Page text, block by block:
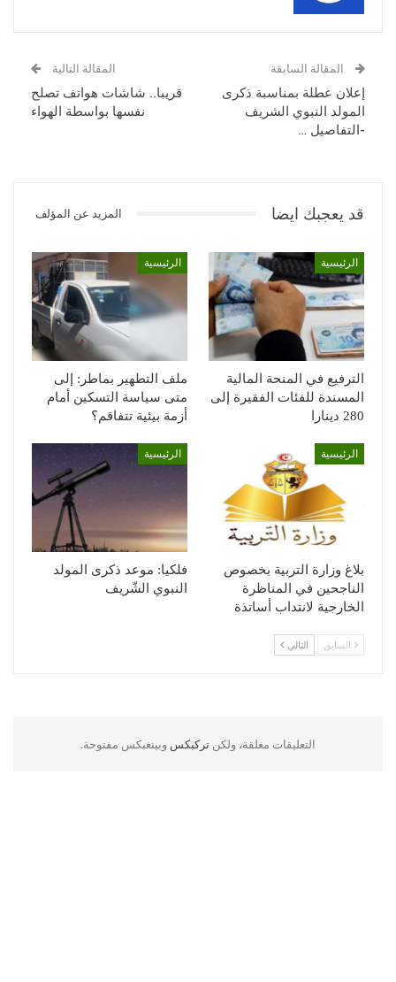
المقالة السابقة
إعلان عطلة بمناسبة ذكرى
المولد النبوي الشريف
-التفاصيل …
المقالة التالية
قريبا.. شاشات هواتف تصلح
نفسها بواسطة الهواء
قد يعجبك ايضا المزيد عن المؤلف
الرئيسية
الترفيع في المنحة المالية
المسندة للفئات الفقيرة إلى
280 دينارا
الرئيسية
ملف التطهير بماطر: إلى
متى سياسة التسكين أمام
أزمة بيئية تتفاقم؟
الرئيسية
بلاغ وزارة التربية بخصوص
الناجحين في المناظرة
الخارجية لانتداب أساتذة
الرئيسية
فلكيا: موعد ذكرى المولد
النبوي الشّريف
السابق التالي
التعليقات مغلقة، ولكن تركبكس وبينغبكس مفتوحة.